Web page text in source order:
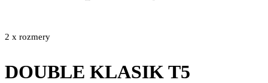
2 x rozmery
DOUBLE KLASIK T5